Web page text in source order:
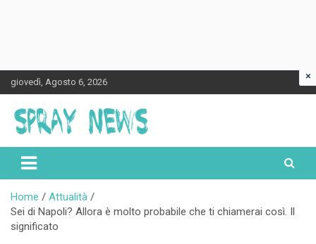
Skip
to
content
giovedì, Agosto 6, 2026
Spraynews.it
Home
Attualità
Sei di Napoli? Allora è molto probabile che ti chiamerai così. Il
significato
×